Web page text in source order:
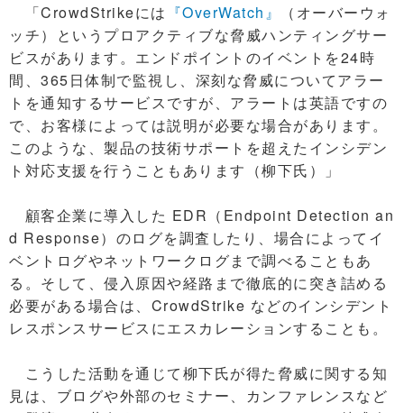
「CrowdStrikeには 『OverWatch』
（オーバーウォ
ッチ）というプロアクティブな脅威ハンティングサー
ビスがあります。エンドポイントのイベントを24時
間、365日体制で監視し、深刻な脅威についてアラー
トを通知するサービスですが、アラートは英語ですの
で、お客様によっては説明が必要な場合があります。
このような、製品の技術サポートを超えたインシデン
ト対応支援を行うこともあります（柳下氏）」
顧客企業に導入した EDR（Endpoint Detection an
d Response）のログを調査したり、場合によってイ
ベントログやネットワークログまで調べることもあ
る。そして、侵入原因や経路まで徹底的に突き詰める
必要がある場合は、CrowdStrike などのインシデント
レスポンスサービスにエスカレーションすることも。
こうした活動を通じて柳下氏が得た脅威に関する知
見は、ブログや外部のセミナー、カンファレンスなど